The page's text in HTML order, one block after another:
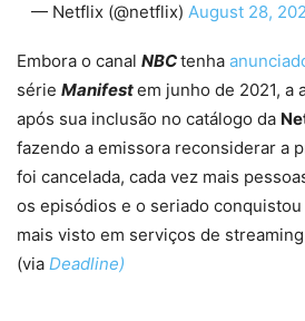
— Netflix (@netflix) August 28,
Embora o canal NBCtenha
série Manifestem junho de 2021, a
após sua inclusão no catálogo da
fazendo a emissora reconsiderar a
foi cancelada, cada vez mais
os episódios e o seriado
mais visto em serviços de
(via Deadline)